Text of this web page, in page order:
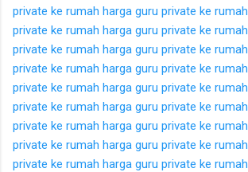
private ke rumah harga guru private ke rumah
private ke rumah harga guru private ke rumah
private ke rumah harga guru private ke rumah
private ke rumah harga guru private ke rumah
private ke rumah harga guru private ke rumah
private ke rumah harga guru private ke rumah
private ke rumah harga guru private ke rumah
private ke rumah harga guru private ke rumah
private ke rumah harga guru private ke rumah